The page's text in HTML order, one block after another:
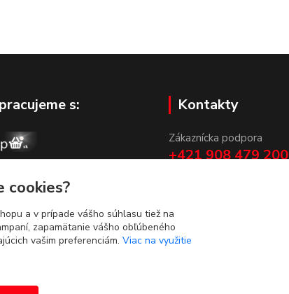
s: Kontakty
Zákaznícka podpora
+421 908 479 200
cookies?
a v prípade vášho súhlasu tiež na
zapamätanie vášho obľúbeného
vašim preferenciám. Viac na využitie